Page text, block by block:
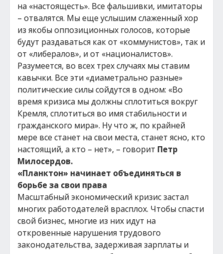
на «настоящесть». Все фальшивки, имитаторы
– отвалятся. Мы еще услышим слаженный хор
из якобы оппозиционных голосов, которые
будут раздаваться как от «коммунистов», так и
от «либералов», и от «националистов».
Разумеется, во всех трех случаях мы ставим
кавычки. Все эти «диаметрально разные»
политические силы сойдутся в одном: «Во
время кризиса мы должны сплотиться вокруг
Кремля, сплотиться во имя стабильности и
гражданского мира». Ну что ж, по крайней
мере все станет на свои места, станет ясно, кто
настоящий, а кто – нет», – говорит Петр
Милосердов.
«Планктон» начинает объединяться в
борьбе за свои права
Масштабный экономический кризис застал
многих работодателей врасплох. Чтобы спасти
свой бизнес, многие из них идут на
откровенные нарушения трудового
законодательства, задерживая зарплаты и